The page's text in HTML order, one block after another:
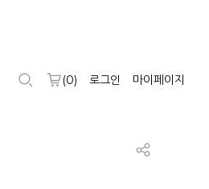
(0) 로그인 마이페이지